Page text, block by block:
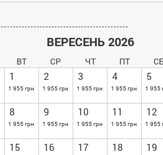
ВЕРЕСЕНЬ 2026
ВТ СР ЧТ ПТ
1
1 955 грн
2
1 955 грн
3
1 955 грн
4
1 955 грн
5
1 955
8
1 955 грн
9
1 955 грн
10
1 955 грн
11
1 955 грн
12
1 955
15 16 17 18 19